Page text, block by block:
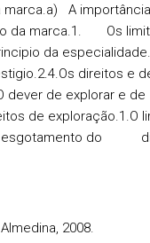
A importância
da marca.1. Os
da
direitos e
dever de explorar e de
de exploração.1.O
esgotamento do
Almedina, 2008.